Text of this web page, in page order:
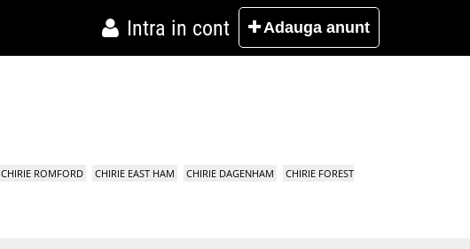
Intra in cont Adauga anunt
CHIRIE ROMFORD CHIRIE EAST HAM CHIRIE DAGENHAM
CHIRIE FOREST